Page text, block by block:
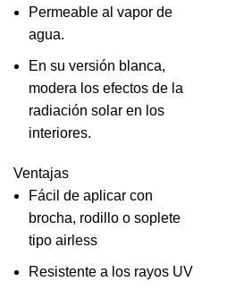
Permeable al vapor de
agua.
En su versión blanca,
modera los efectos de la
radiación solar en los
interiores.
Ventajas
Fácil de aplicar con
brocha, rodillo o soplete
tipo airless
Resistente a los rayos UV